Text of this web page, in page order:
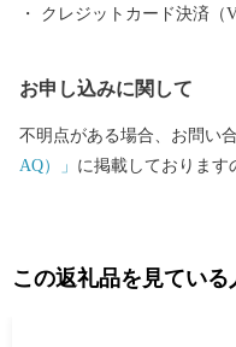
クレジットカード決済（
お申し込みに関して
不明点がある場合、お問い
AQ）」 に掲載しております
この返礼品を見てい